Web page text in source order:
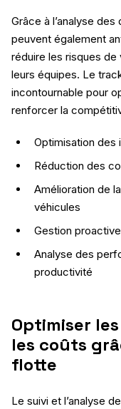
Grâce à l’analyse
peuvent également
réduire les risques
leurs équipes. Le
incontournable pour
renforcer la
Optimisation des
Réduction des
Amélioration de
véhicules
Gestion
Analyse des
productivité
Optimiser
les coûts
flotte
Le suivi et l’analyse